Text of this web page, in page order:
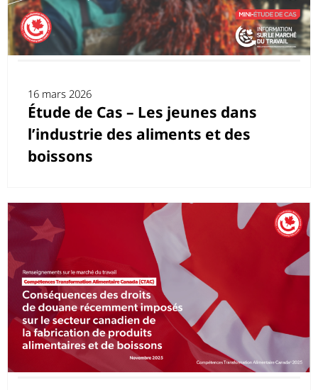
16 mars 2026
Étude de Cas – Les jeunes dans
l’industrie des aliments et des
boissons